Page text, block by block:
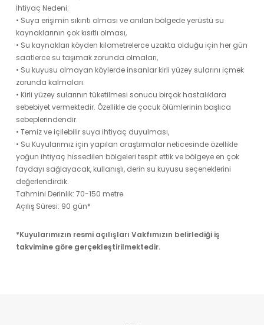
İhtiyaç Nedeni:
• Suya erişimin sıkıntı olması ve anılan bölgede yerüstü su
kaynaklarının çok kısıtlı olması,
• Su kaynakları köyden kilometrelerce uzakta olduğu için her gün
saatlerce su taşımak zorunda olmaları,
• Su kuyusu olmayan köylerde insanlar kirli yüzey sularını içmek
zorunda kalmaları.
• Kirli yüzey sularının tüketilmesi sonucu birçok hastalıklara
sebebiyet vermektedir. Özellikle de çocuk ölümlerinin başlıca
sebeplerindendir.
• Temiz ve içilebilir suya ihtiyaç duyulması,
• Su Kuyularımız için yapılan araştırmalar neticesinde özellikle
yoğun ihtiyaç hissedilen bölgeleri tespit ettik ve bölgeye en çok
faydayı sağlayacak, kullanışlı, derin su kuyusu seçeneklerini
değerlendirdik.
Tahmini Derinlik: 70-150 metre
Açılış Süresi: 90 gün*
*Kuyularımızın resmi açılışları Vakfımızın belirlediği iş
takvimine göre gerçekleştirilmektedir.